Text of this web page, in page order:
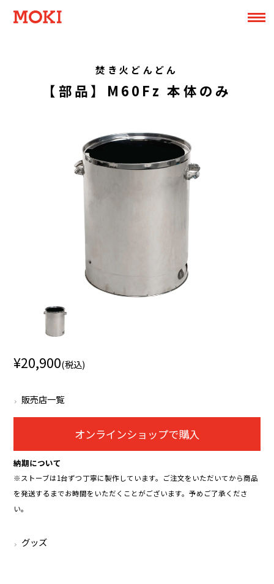
焚き火どんどん
【部品】M60Fz 本体のみ
¥20,900(税込)
販売店一覧
オンラインショップで購入
納期について
※ストーブは1台ずつ丁寧に製作しています。ご注文をいただいてから商品
を発送するまでお時間をいただくことがございます。予めご了承くださ
い。
グッズ